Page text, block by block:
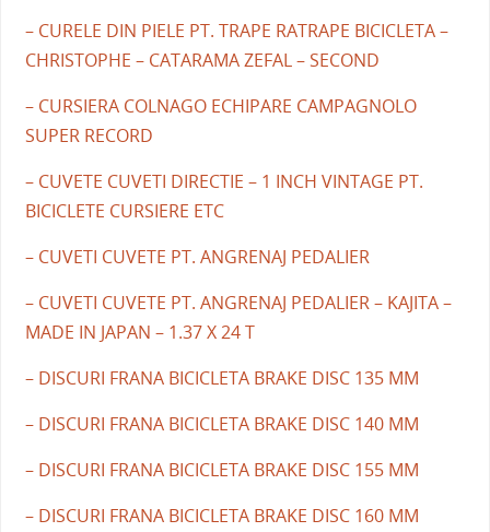
– CURELE DIN PIELE PT. TRAPE RATRAPE BICICLETA –
CHRISTOPHE – CATARAMA ZEFAL – SECOND
– CURSIERA COLNAGO ECHIPARE CAMPAGNOLO
SUPER RECORD
– CUVETE CUVETI DIRECTIE – 1 INCH VINTAGE PT.
BICICLETE CURSIERE ETC
– CUVETI CUVETE PT. ANGRENAJ PEDALIER
– CUVETI CUVETE PT. ANGRENAJ PEDALIER – KAJITA –
MADE IN JAPAN – 1.37 X 24 T
– DISCURI FRANA BICICLETA BRAKE DISC 135 MM
– DISCURI FRANA BICICLETA BRAKE DISC 140 MM
– DISCURI FRANA BICICLETA BRAKE DISC 155 MM
– DISCURI FRANA BICICLETA BRAKE DISC 160 MM